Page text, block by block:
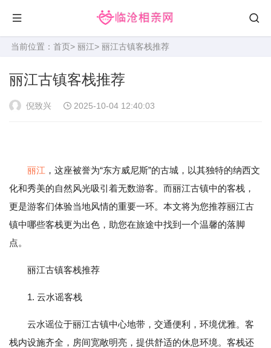
当前位置： 首页> 丽江> 丽江古镇客栈推荐
丽江古镇客栈推荐
倪致兴 2025-10-04 12:40:03
丽江 ，这座被誉为“东方威尼斯”的古城，以其独特的纳西文
化和秀美的自然风光吸引着无数游客。而丽江古镇中的客栈，
更是游客们体验当地风情的重要一环。本文将为您推荐丽江古
镇中哪些客栈更为出色，助您在旅途中找到一个温馨的落脚
点。
丽江古镇客栈推荐
1. 云水谣客栈
云水谣位于丽江古镇中心地带，交通便利，环境优雅。客
栈内设施齐全，房间宽敞明亮，提供舒适的休息环境。客栈还